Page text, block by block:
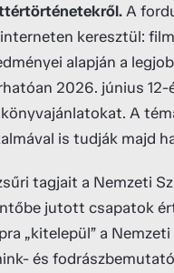
A
keresztül:
alapján a
2026. június
A
is tudják majd
tagjait a Nemzeti
jutott csapatok
„kitelepül” a
és